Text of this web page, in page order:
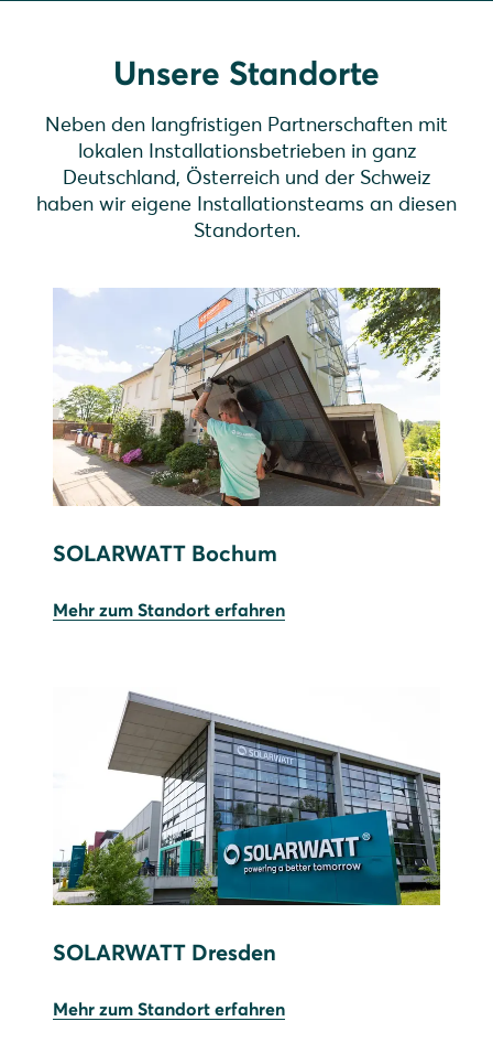
Unsere Standorte
Neben den langfristigen Partnerschaften mit
lokalen Installationsbetrieben in ganz
Deutschland, Österreich und der Schweiz
haben wir eigene Installationsteams an diesen
Standorten.
SOLARWATT Bochum
Mehr zum Standort erfahren
SOLARWATT Dresden
Mehr zum Standort erfahren